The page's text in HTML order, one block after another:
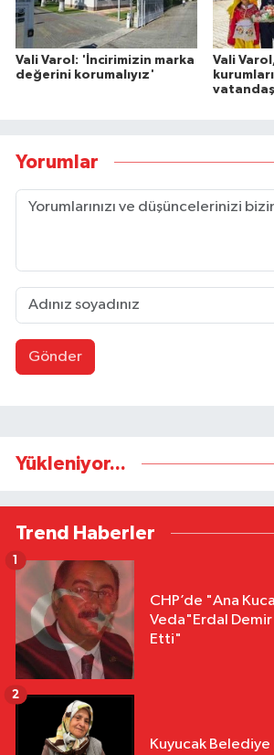
Vali Varol: 'İncirimizin marka
değerini korumalıyız'
Vali
Yorumlar
Gönder
Yükleniyor...
Trend Haberler
CHP’de "Ana
Veda"Erdal
Etti"
1
Kuyucak Belediye
2